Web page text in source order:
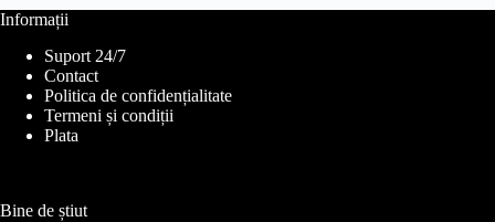
Informații
Suport 24/7
Contact
Politica de confidențialitate
Termeni și condiții
Plata
Bine de știut